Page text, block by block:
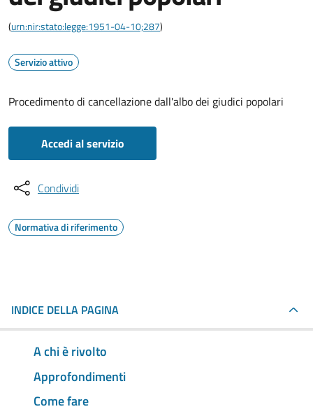
(urn:nir:stato:legge:1951-04-10;287)
Servizio attivo
Procedimento di cancellazione dall'albo dei giudici popolari
Accedi al servizio
Condividi
Normativa di riferimento
INDICE DELLA PAGINA
A chi è rivolto
Approfondimenti
Come fare